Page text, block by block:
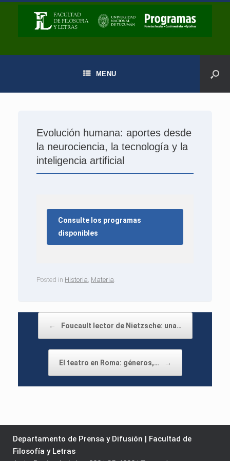
MENU
Evolución humana: aportes desde
la neurociencia, la tecnología y la
inteligencia artificial
Consulte los programas
disponibles
Posted in Historia Materia
← Foucault lector de Nietzsche: una…
El teatro en Roma: géneros,… →
Departamento de Prensa y Difusión | Facultad de
Filosofía y Letras